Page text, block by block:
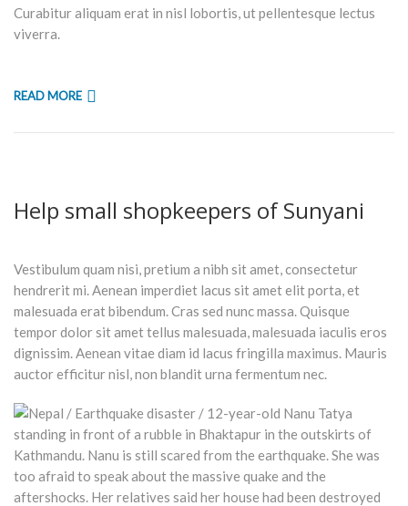
Curabitur aliquam erat in nisl lobortis, ut pellentesque lectus
viverra.
READ MORE
Help small shopkeepers of Sunyani
Vestibulum quam nisi, pretium a nibh sit amet, consectetur
hendrerit mi. Aenean imperdiet lacus sit amet elit porta, et
malesuada erat bibendum. Cras sed nunc massa. Quisque
tempor dolor sit amet tellus malesuada, malesuada iaculis eros
dignissim. Aenean vitae diam id lacus fringilla maximus. Mauris
auctor efficitur nisl, non blandit urna fermentum nec.